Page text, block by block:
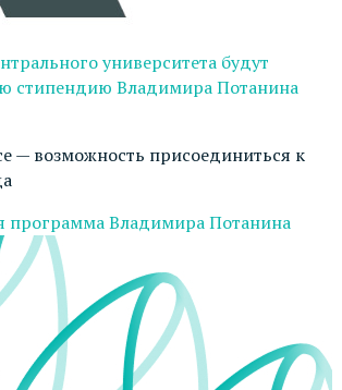
университета будут
стипендию Владимира Потанина
— возможность присоединиться к
программа Владимира Потанина